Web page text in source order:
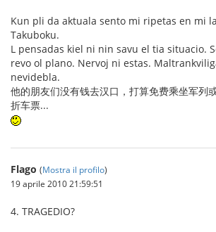
Kun pli da aktuala sento mi ripetas en mi
Takuboku.
L pensadas kiel ni nin savu el tia situacio.
revo ol plano. Nervoj ni estas.
nevidebla.
他的朋友们没有钱去汉口，打算免费乘坐军列
折车票...
Flago (Mostra il profilo)
19 aprile 2010 21:59:51
4. TRAGEDIO?